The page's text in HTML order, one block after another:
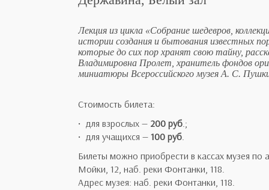
Лекция из цикла «Собрание шедевров,
истории создания и бытования известных
которые до сих пор хранят свою тайну,
Владимировна Пролет, хранитель фондов
миниатюры Всероссийского музея А. С.
Стоимость билета:
• для взрослых — 200 руб.;
• для учащихся — 100 руб.
Билеты можно приобрести в кассах музея по
Мойки, 12, наб. реки Фонтанки, 118.
Адрес музея: наб. реки Фонтанки, 118.